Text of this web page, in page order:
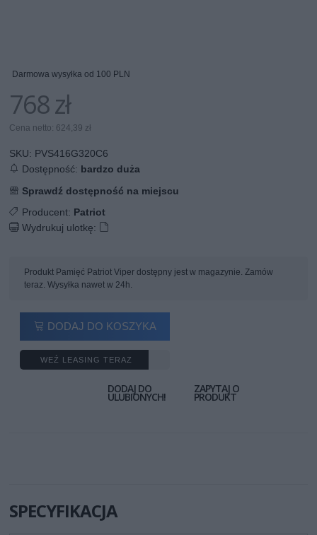
Darmowa wysyłka od 100 PLN
768 zł
Cena netto: 624,39 zł
SKU: PVS416G320C6
Dostępność: bardzo duża
Sprawdź dostępność na miejscu
Producent: Patriot
Wydrukuj ulotkę:
Produkt Pamięć Patriot Viper dostępny jest w magazynie. Zamów
teraz. Wysyłka nawet w 24h.
DODAJ DO KOSZYKA
WEŹ LEASING TERAZ
DODAJ DO
ULUBIONYCH!
ZAPYTAJ O
PRODUKT
SPECYFIKACJA